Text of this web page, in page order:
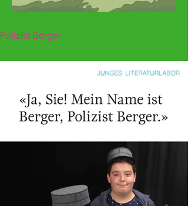
Polizist Berger